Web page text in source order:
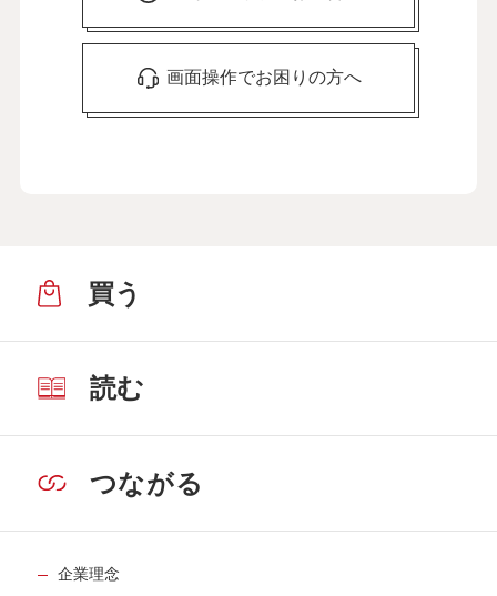
画面操作でお困りの方へ
買う
読む
つながる
企業理念